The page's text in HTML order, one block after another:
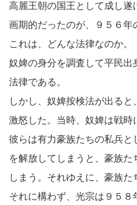
高麗王朝の国王として成し遂
画期的だったのが、９５６年
これは、どんな法律なのか。
奴婢の身分を調査して平民出
法律である。
しかし、奴婢按検法が出る
激怒した。当時、奴婢は戦時
彼らは有力豪族たちの私兵
を解放してしまうと、豪族
しまう。それゆえに、豪族た
それに構わず、光宗は９５